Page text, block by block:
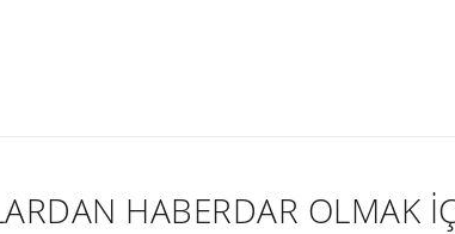
HABERDAR OLMAK